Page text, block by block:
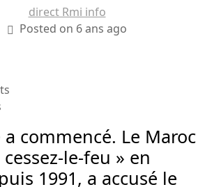
direct Rmi info
Posted on 6 ans ago
commencé. Le Maroc
le-feu » en
1991, a accusé le